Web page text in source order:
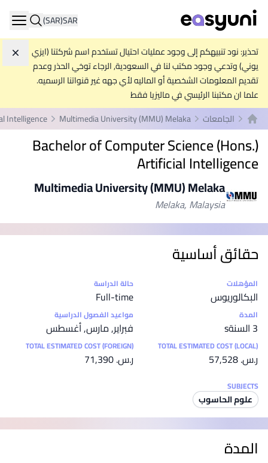
SAR
(SAR)
تحذير: نود تنبيهكم إلى وجود عمليات احتيال تستخدم اسم شركتنا (ايزي
يوني) وتدعي وجود مكتب لنا في السعودية, الرجاء توخي الحذر وعدم
تقديم المعلومات الشخصية أو الماليه لأي جهه غير قنواتنا الرسميه.
علما ان مكتبنا الرئيسي في ماليزيا فقط
الصفحة الرئيسية
الجامعات Multimedia University (MMU) Melaka
Intelligence
Bachelor of Computer Science (Hons.)
Artificial Intelligence
Multimedia University (MMU) Melaka
Melaka, Malaysia
حقائق أساسية
إحصائيات
المؤهلات
البكالوريوس
حالة الدراسة
Full-time
المدة
3 السنةs
مواعيد الفصول الدراسية
فبراير, مارس, أغسطس
TOTAL ESTIMATED COST (LOCAL)
ر.س.‏ 57,528
TOTAL ESTIMATED COST (FOREIGN)
ر.س.‏ 71,390
SUBJECTS
علوم الحاسوب
المدة